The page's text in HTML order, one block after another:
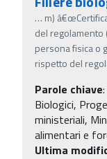
… m)
del
persona fisica o
rispetto del
Parole chiave:
Biologici,
ministeriali,
alimentari e
Ultima